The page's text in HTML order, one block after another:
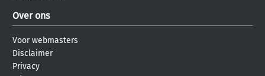
Over ons
Voor webmasters
Disclaimer
Privacy